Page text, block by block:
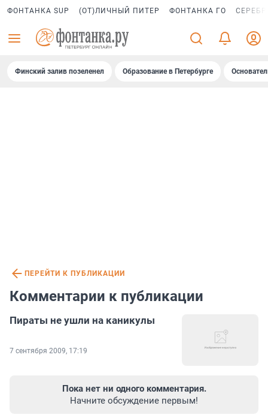
ФОНТАНКА SUP (ОТ)ЛИЧНЫЙ ПИТЕР ФОНТАНКА ГО
Финский залив позеленел Образование в Петербурге
ПЕРЕЙТИ К ПУБЛИКАЦИИ
Комментарии к публикации
Пираты не ушли на каникулы
7 сентября 2009, 17:19
Пока нет ни одного комментария.
Начните обсуждение первым!